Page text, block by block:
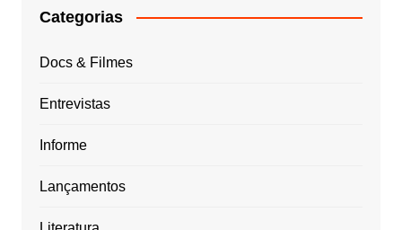
Categorias
Docs & Filmes
Entrevistas
Informe
Lançamentos